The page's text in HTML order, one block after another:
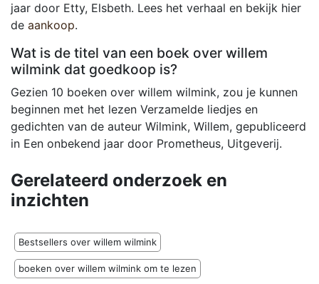
jaar door Etty, Elsbeth. Lees het verhaal en bekijk hier
de aankoop.
Wat is de titel van een boek over willem
wilmink dat goedkoop is?
Gezien 10 boeken over willem wilmink, zou je kunnen
beginnen met het lezen Verzamelde liedjes en
gedichten van de auteur Wilmink, Willem, gepubliceerd
in Een onbekend jaar door Prometheus, Uitgeverij.
Gerelateerd onderzoek en
inzichten
Bestsellers over willem wilmink
boeken over willem wilmink om te lezen